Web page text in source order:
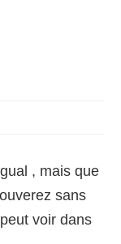
, mais que
sans
voir dans